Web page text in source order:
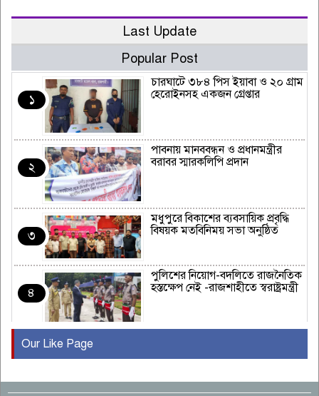
Last Update
Popular Post
১
চারঘাটে ৩৮৪ পিস ইয়াবা ও ২০ গ্রাম
হেরোইনসহ একজন গ্রেপ্তার
২
পাবনায় মানববন্ধন ও প্রধানমন্ত্রীর
বরাবর স্মারকলিপি প্রদান
৩
মধুপুরে বিকাশের ব্যবসায়িক প্রবৃদ্ধি
বিষয়ক মতবিনিময় সভা অনুষ্ঠিত
৪
পুলিশের নিয়োগ-বদলিতে রাজনৈতিক
হস্তক্ষেপ নেই -রাজশাহীতে স্বরাষ্ট্রমন্ত্রী
৫
বছর পূর্তি উদযাপন
Our Like Page